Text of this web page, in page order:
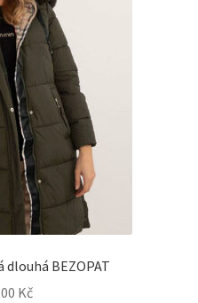
dlouhá BEZOPAT
Kč